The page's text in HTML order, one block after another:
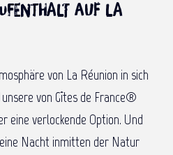
auf La
von La Réunion in sich
von Gîtes de France®
eine verlockende Option. Und
Nacht inmitten der Natur